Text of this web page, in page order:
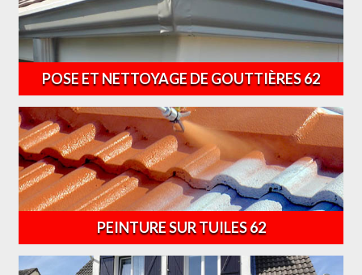
POSE ET NETTOYAGE DE GOUTTIÈRES 62
PEINTURE SUR TUILES 62